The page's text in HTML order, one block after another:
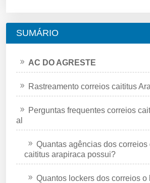
SUMÁRIO
AC DO AGRESTE
Rastreamento correios caititus
Perguntas frequentes correios
al
Quantas agências dos correios
caititus arapiraca possui?
Quantos lockers dos correios o